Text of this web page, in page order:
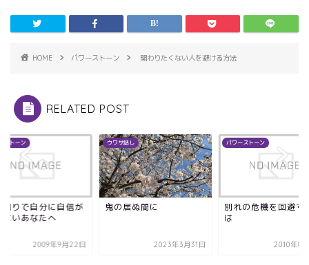
HOME パワーストーン 関わりたくない人を避ける方法
RELATED POST
ストーン
知りで自分に自信が
ないあなたへ
2009年9月22日
ウワサ話し
鬼の居ぬ間に
2023年3月31日
パワーストーン
別れの危機を回避す
は
2010年8